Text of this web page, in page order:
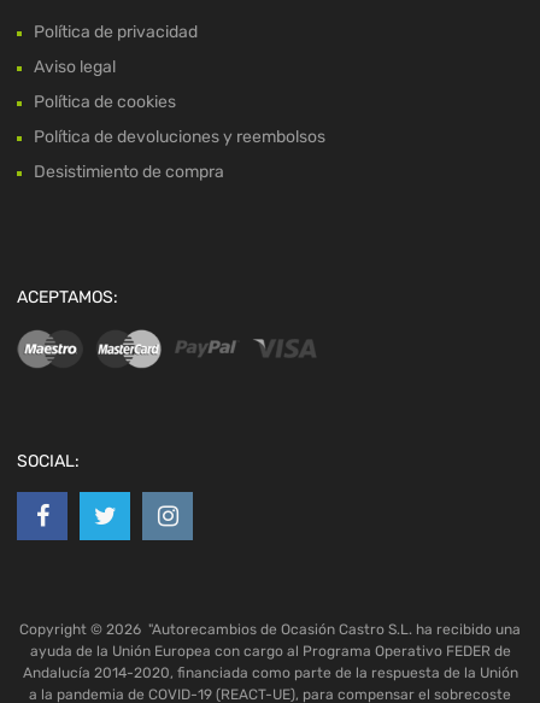
Política de privacidad
Aviso legal
Política de cookies
Política de devoluciones y reembolsos
Desistimiento de compra
ACEPTAMOS:
SOCIAL:
Copyright © 2026 "Autorecambios de Ocasión Castro S.L. ha recibido una
ayuda de la Unión Europea con cargo al Programa Operativo FEDER de
Andalucía 2014-2020, financiada como parte de la respuesta de la Unión
a la pandemia de COVID-19 (REACT-UE), para compensar el sobrecoste